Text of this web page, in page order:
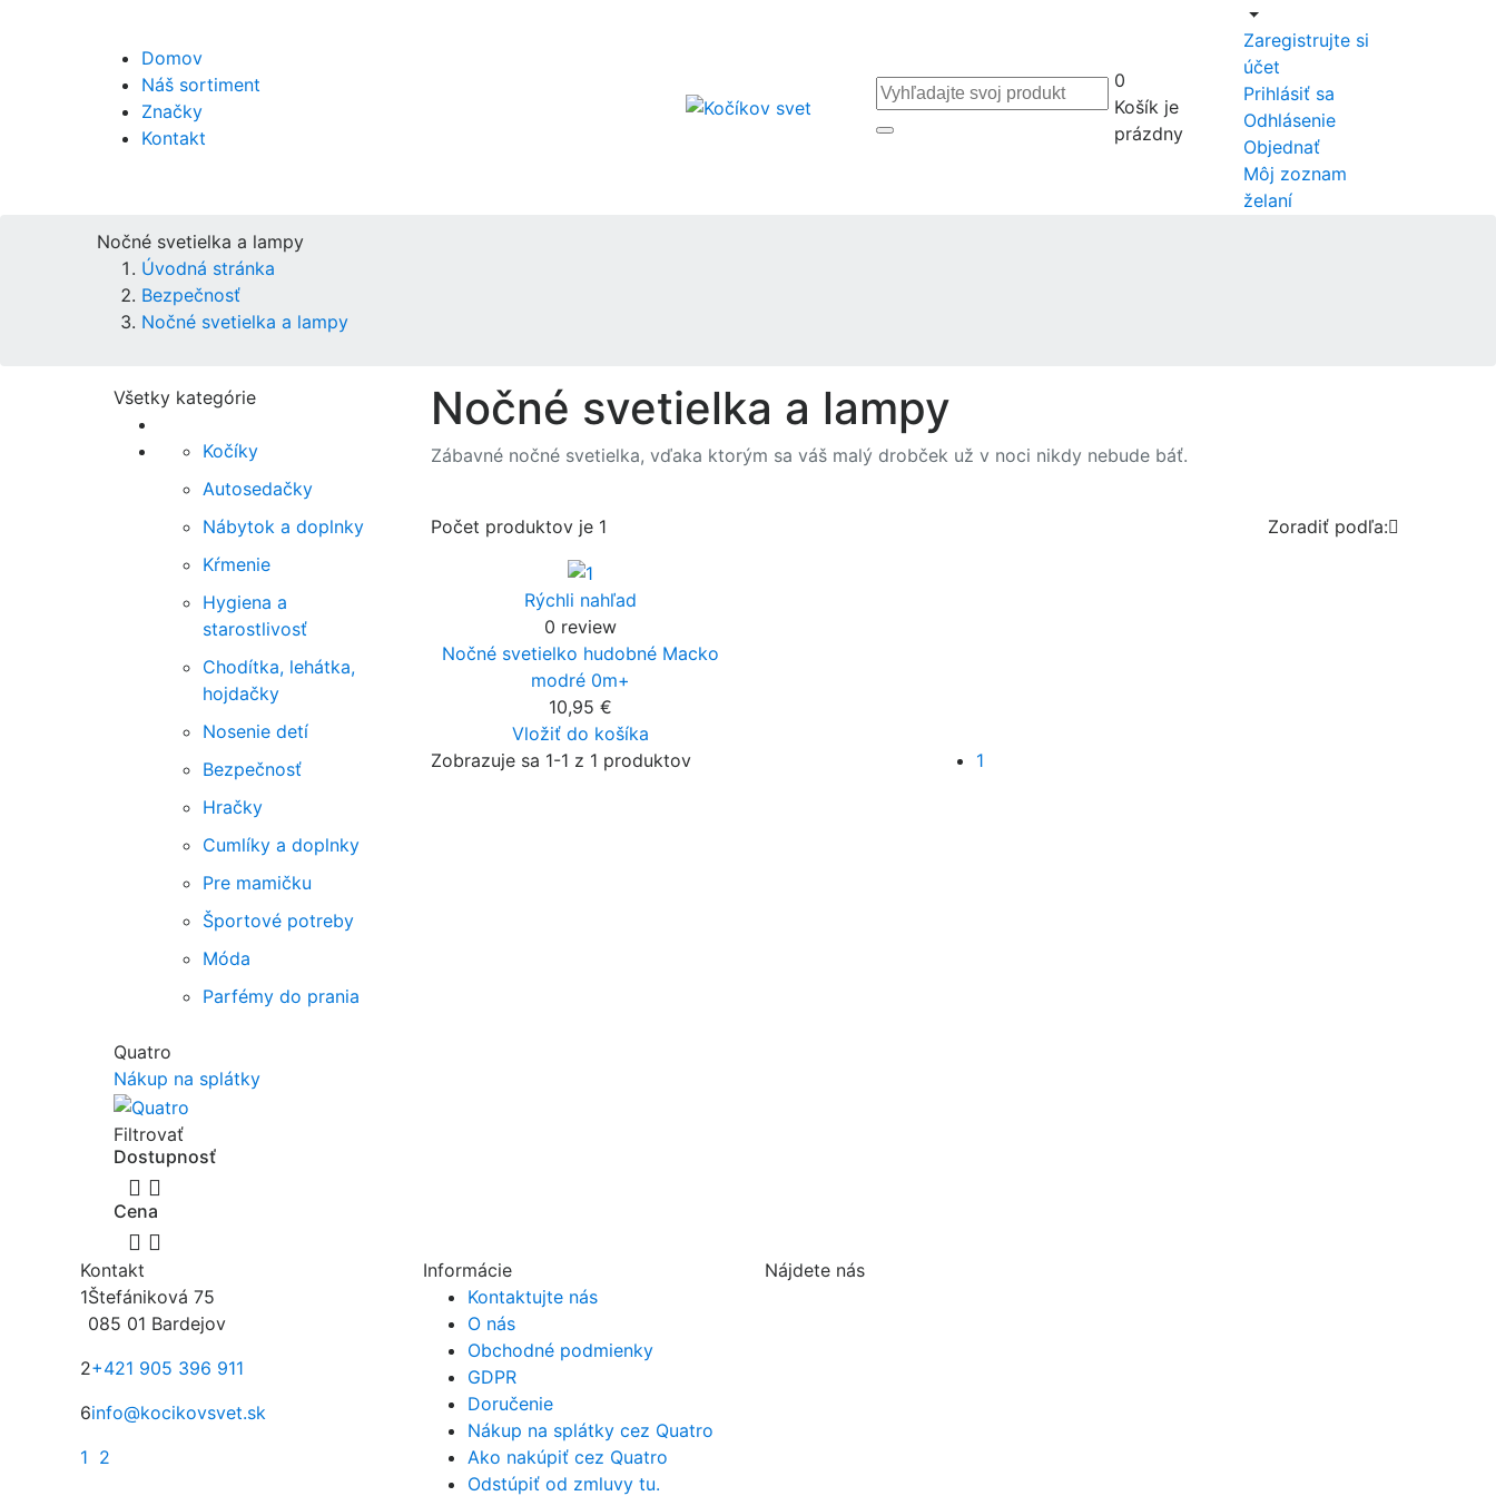
Domov
Náš sortiment
Značky
Kontakt
0
Košík je
prázdny
Zaregistrujte si
účet
Prihlásiť sa
Odhlásenie
Objednať
Môj zoznam
želaní
Nočné svetielka a lampy
Úvodná stránka
Bezpečnosť
Nočné svetielka a lampy
Všetky kategórie
Kočíky
Autosedačky
Nábytok a doplnky
Kŕmenie
Hygiena a
starostlivosť
Chodítka, lehátka,
hojdačky
Nosenie detí
Bezpečnosť
Hračky
Cumlíky a doplnky
Pre mamičku
Športové potreby
Móda
Parfémy do prania
Quatro
Nákup na splátky
Filtrovať
Dostupnosť
 
Cena
 
Nočné svetielka a lampy
Zábavné nočné svetielka, vďaka ktorým sa váš malý drobček už v noci nikdy nebude báť.
Počet produktov je 1 Zoradiť podľa:
Rýchli nahľad
0 review
Nočné svetielko hudobné Macko
modré 0m+
10,95 €
Vložiť do košíka
Zobrazuje sa 1-1 z 1 produktov
1
Kontakt
1Štefániková 75
085 01 Bardejov
2+421 905 396 911
6info@kocikovsvet.sk
1 2
Informácie
Kontaktujte nás
O nás
Obchodné podmienky
GDPR
Doručenie
Nákup na splátky cez Quatro
Ako nakúpiť cez Quatro
Odstúpiť od zmluvy tu.
Nájdete nás